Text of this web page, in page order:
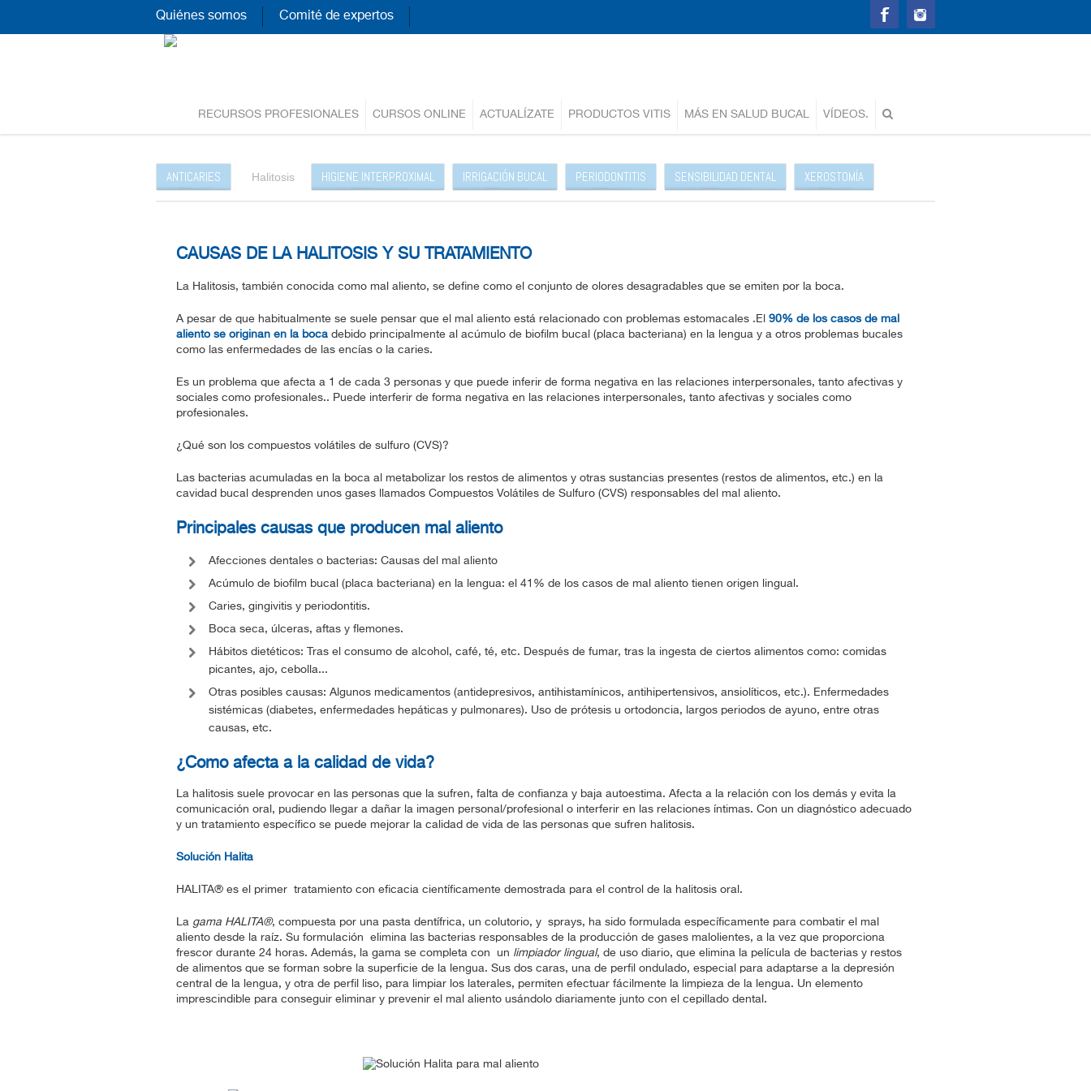
Quiénes somos Comité de expertos
RECURSOS PROFESIONALES CURSOS ONLINE ACTUALÍZATE PRODUCTOS VITIS MÁS EN SALUD BUCAL VÍDEOS.
ANTICARIES Halitosis HIGIENE INTERPROXIMAL IRRIGACIÓN BUCAL PERIODONTITIS SENSIBILIDAD DENTAL XEROSTOMÍA
CAUSAS DE LA HALITOSIS Y SU TRATAMIENTO
La Halitosis, también conocida como mal aliento, se define como el conjunto de olores desagradables que se emiten por la boca.
A pesar de que habitualmente se suele pensar que el mal aliento está relacionado con problemas estomacales .El 90% de los casos de mal
aliento se originan en la boca debido principalmente al acúmulo de biofilm bucal (placa bacteriana) en la lengua y a otros problemas bucales
como las enfermedades de las encías o la caries.
Es un problema que afecta a 1 de cada 3 personas y que puede inferir de forma negativa en las relaciones interpersonales, tanto afectivas y
sociales como profesionales.. Puede interferir de forma negativa en las relaciones interpersonales, tanto afectivas y sociales como
profesionales.
¿Qué son los compuestos volátiles de sulfuro (CVS)?
Las bacterias acumuladas en la boca al metabolizar los restos de alimentos y otras sustancias presentes (restos de alimentos, etc.) en la
cavidad bucal desprenden unos gases llamados Compuestos Volátiles de Sulfuro (CVS) responsables del mal aliento.
Principales causas que producen mal aliento
Afecciones dentales o bacterias: Causas del mal aliento
Acúmulo de biofilm bucal (placa bacteriana) en la lengua: el 41% de los casos de mal aliento tienen origen lingual.
Caries, gingivitis y periodontitis.
Boca seca, úlceras, aftas y flemones.
Hábitos dietéticos: Tras el consumo de alcohol, café, té, etc. Después de fumar, tras la ingesta de ciertos alimentos como: comidas
picantes, ajo, cebolla...
Otras posibles causas: Algunos medicamentos (antidepresivos, antihistamínicos, antihipertensivos, ansiolíticos, etc.). Enfermedades
sistémicas (diabetes, enfermedades hepáticas y pulmonares). Uso de prótesis u ortodoncia, largos periodos de ayuno, entre otras
causas, etc.
¿Como afecta a la calidad de vida?
La halitosis suele provocar en las personas que la sufren, falta de confianza y baja autoestima. Afecta a la relación con los demás y evita la
comunicación oral, pudiendo llegar a dañar la imagen personal/profesional o interferir en las relaciones íntimas. Con un diagnóstico adecuado
y un tratamiento específico se puede mejorar la calidad de vida de las personas que sufren halitosis.
Solución Halita
HALITA® es el primer tratamiento con eficacia científicamente demostrada para el control de la halitosis oral.
La gama HALITA®, compuesta por una pasta dentífrica, un colutorio, y sprays, ha sido formulada específicamente para combatir el mal
aliento desde la raíz. Su formulación elimina las bacterias responsables de la producción de gases malolientes, a la vez que proporciona
frescor durante 24 horas. Además, la gama se completa con un limpiador lingual, de uso diario, que elimina la película de bacterias y restos
de alimentos que se forman sobre la superficie de la lengua. Sus dos caras, una de perfil ondulado, especial para adaptarse a la depresión
central de la lengua, y otra de perfil liso, para limpiar los laterales, permiten efectuar fácilmente la limpieza de la lengua. Un elemento
imprescindible para conseguir eliminar y prevenir el mal aliento usándolo diariamente junto con el cepillado dental.